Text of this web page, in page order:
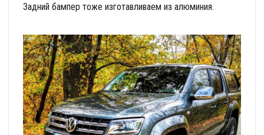
Задний бампер тоже изготавливаем из алюминия.